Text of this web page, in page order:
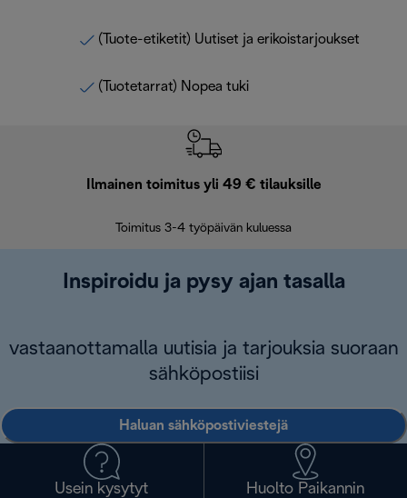
(Tuote-etiketit) Uutiset ja erikoistarjoukset
(Tuotetarrat) Nopea tuki
Ilmainen toimitus yli 49 € tilauksille
Toimitus 3-4 työpäivän kuluessa
Inspiroidu ja pysy ajan tasalla
vastaanottamalla uutisia ja tarjouksia suoraan
sähköpostiisi
Haluan sähköpostiviestejä
Usein kysytyt
Huolto Paikannin